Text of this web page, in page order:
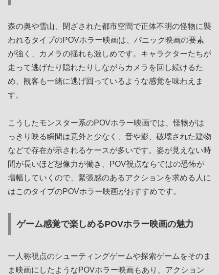
森の奥や雪山、閉ざされた都市空間で正体不明の怪物に襲
われるタイプのPOVホラー映画は、パニック映画の要素
が強く、カメラの揺れも激しめです。キャラクターたちが
走って逃げたり隠れたりしながらカメラを回し続けるた
め、観客も一緒に逃げ回っているような感覚を味わえま
す。
こうしたモンスター系のPOVホラー映画では、怪物がは
っきり映る瞬間は意外と少なく、音や影、破壊された建物
などで存在が示されるケースが多いです。姿が見えない時
間が長いほど想像力が働き、POV視点ならではの恐怖が
増幅していくので、緊張感のあるアクションを求める人に
はこのタイプのPOVホラー映画がおすすめです。
ゲーム感覚で楽しめるPOVホラー映画の魅力
一人称視点のシューティングゲームや探索ゲームをそのま
ま映画にしたようなPOVホラー映画もあり、アクション